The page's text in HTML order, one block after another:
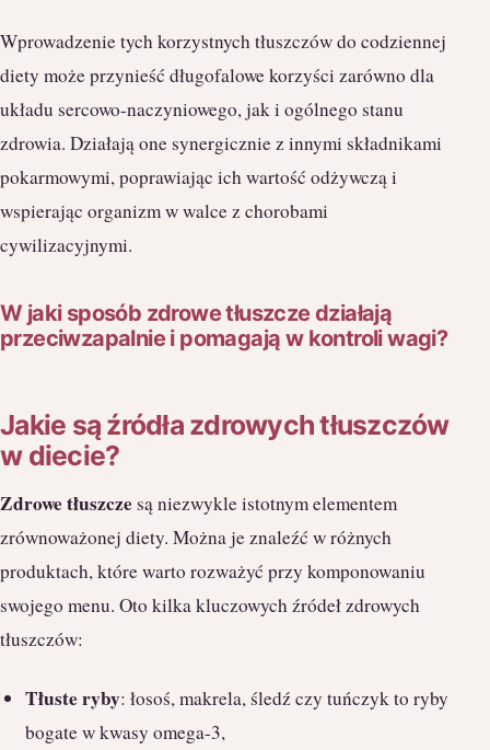
Wprowadzenie tych korzystnych tłuszczów do codziennej
diety może przynieść długofalowe korzyści zarówno dla
układu sercowo-naczyniowego, jak i ogólnego stanu
zdrowia. Działają one synergicznie z innymi składnikami
pokarmowymi, poprawiając ich wartość odżywczą i
wspierając organizm w walce z chorobami
cywilizacyjnymi.
W jaki sposób zdrowe tłuszcze działają
przeciwzapalnie i pomagają w kontroli wagi?
Jakie są źródła zdrowych tłuszczów
w diecie?
Zdrowe tłuszcze są niezwykle istotnym elementem
zrównoważonej diety. Można je znaleźć w różnych
produktach, które warto rozważyć przy komponowaniu
swojego menu. Oto kilka kluczowych źródeł zdrowych
tłuszczów:
Tłuste ryby: łosoś, makrela, śledź czy tuńczyk to ryby
bogate w kwasy omega-3,